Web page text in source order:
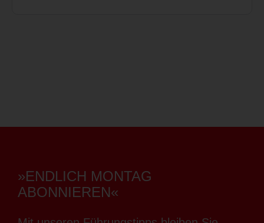
»ENDLICH MONTAG
ABONNIEREN«